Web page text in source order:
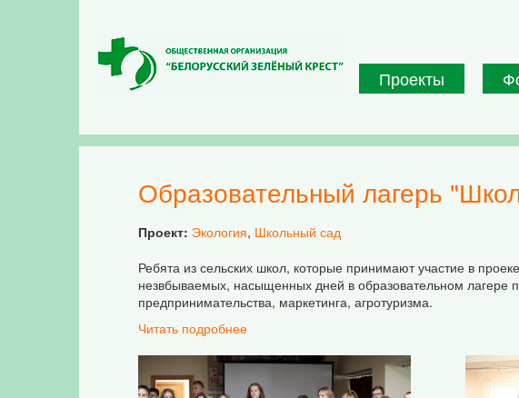
Проекты
Образовательный лагерь
Проект: Экология, Школьный сад
Ребята из сельских школ, которые принимают участие в
незвбываемых, насыщенных дней в образовательном лагере
предпринимательства, маркетинга, агротуризма.
Читать подробнее